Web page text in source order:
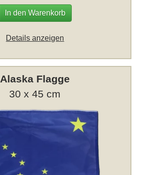
In den Warenkorb
Details anzeigen
Alaska Flagge
30 x 45 cm